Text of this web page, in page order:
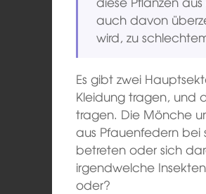
auch davon
wird, zu
Es gibt zwei
Kleidung tragen, und
tragen. Die Mönche
aus Pfauenfedern bei
betreten oder sich
irgendwelche
oder?